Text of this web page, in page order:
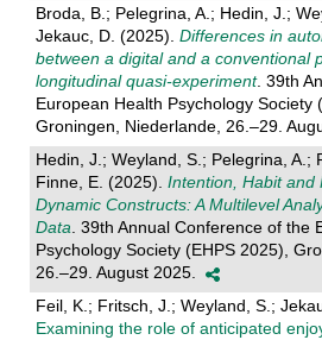
Broda, B.; Pelegrina, A.; Hedin, J.;
Jekauc, D. (2025). Differences in
between a digital and a conventional
longitudinal quasi-experiment. 39th
European Health Psychology Society
Groningen, Niederlande, 26.–29.
Hedin, J.; Weyland, S.; Pelegrina, A.;
Finne, E. (2025). Intention, Habit and
Dynamic Constructs: A Multilevel
Data. 39th Annual Conference of the
Psychology Society (EHPS 2025),
26.–29. August 2025.
Feil, K.; Fritsch, J.; Weyland, S.;
Examining the role of anticipated